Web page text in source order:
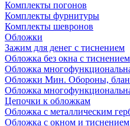
Комплекты погонов
Комплекты фурнитуры
Комплекты шевронов
Обложки
Зажим для денег с тиснением
Обложка без окна с тиснением
Обложка
Обложки Мин. Обороны,
Обложка
Цепочки к обложкам
Обложка с металлическим
Обложка с окном и тиснением